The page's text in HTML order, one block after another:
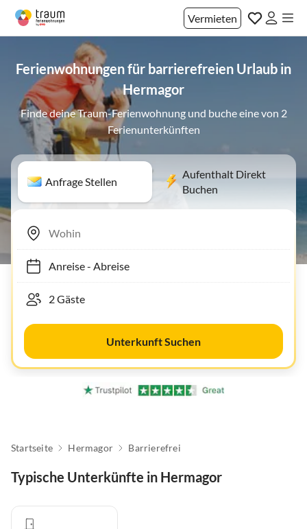
Vermieten
Ferienwohnungen für barrierefreien Urlaub in
Hermagor
Finde deine Traum-Ferienwohnung und buche eine von 2
Ferienunterkünften
Anfrage Stellen
Aufenthalt Direkt
Buchen
Anreise- Abreise
Unterkunft Suchen
Startseite Hermagor Barrierefrei
Typische Unterkünfte in Hermagor